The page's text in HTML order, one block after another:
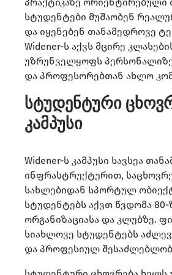
სტუდენტები მუშაობენ
და იყენებენ თანამედროვე
Widener-ს აქვს მცირე
უზრუნველყოფს
და პროფესორებთან ახლო
სტუდენტური
კამპუსი
Widener-ს კამპუსი სავსეა
ინფრასტრუქტურით,
სახლებიდან სპორტულ
სტუდენტებს აქვთ წვდომა 80-
ორგანიზაციასა და კლუბზე.
სიახლოვე სტუდენტებს
და პროფესიულ